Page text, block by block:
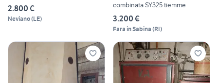
2.800 €
Neviano(LE)
combinata SY325 tiemme
3.200 €
Fara in Sabina (RI)